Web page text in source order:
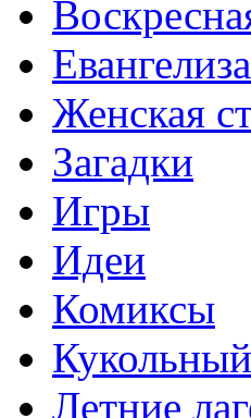
Женская
Загадки
Игры
Идеи
Комиксы
Летние